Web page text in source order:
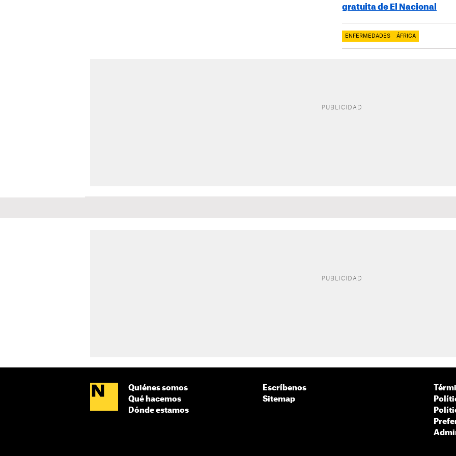
gratuita de El Nacional
ENFERMEDADES ÁFRICA
Quiénes somos
Qué hacemos
Dónde estamos
Escríbenos
Sitemap